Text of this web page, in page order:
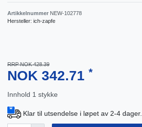
Artikkelnummer NEW-102778
Hersteller: ich-zapfe
RRP NOK 428.39
NOK 342.71 *
Innhold 1 stykke
Klar til utsendelse i løpet av 2-4 dager.